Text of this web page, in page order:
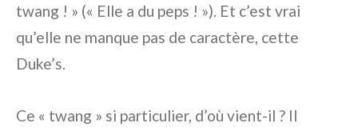
twang ! » (« Elle a du peps ! »). Et c’est vrai
qu’elle ne manque pas de caractère, cette
Duke’s.
Ce « twang » si particulier, d’où vient-il ? Il